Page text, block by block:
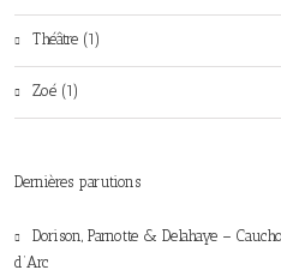
Théâtre (1)
Zoé (1)
Dernières parutions
Dorison, Parnotte & Delahaye –
d’Arc